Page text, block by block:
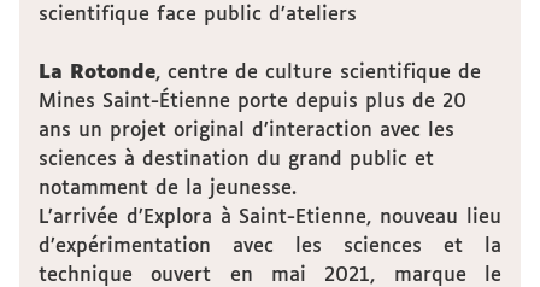
scientifique face public d’ateliers
La Rotonde, centre de culture scientifique de
Mines Saint-Étienne porte depuis plus de 20
ans un projet original d’interaction avec les
sciences à destination du grand public et
notamment de la jeunesse.
L’arrivée d’Explora à Saint-Etienne, nouveau lieu
d’expérimentation avec les sciences et la
technique ouvert en mai 2021, marque le